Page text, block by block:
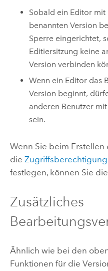
Sobald ein Editor
benannten Version
Sperre eingerichtet,
Editiersitzung keine
Version verbinden
Wenn ein Editor das
Version beginnt,
anderen Benutzer
sein.
Wenn Sie beim
die
festlegen, können Sie
Zusätzliches
Ähnlich wie bei den
Funktionen für die